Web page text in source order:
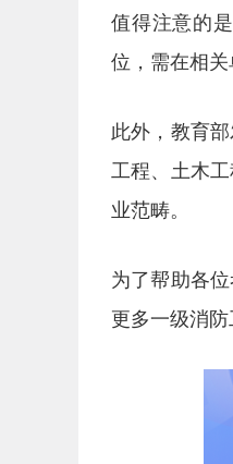
值得注意的
位，需在相关
此外，教育
工程、土木
业范畴。
为了帮助各
更多一级消